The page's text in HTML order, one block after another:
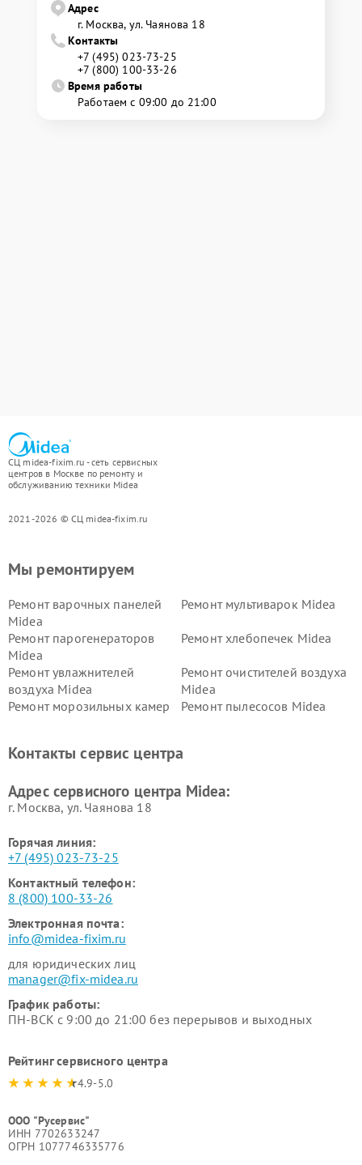
Адрес
г. Москва, ул. Чаянова 18
Контакты
+7 (495) 023-73-25
+7 (800) 100-33-26
Время работы
Работаем с 09:00 до 21:00
СЦ midea-fixim.ru - сеть сервисных
центров в Москве по ремонту и
обслуживанию техники Midea
2021-2026 © СЦ midea-fixim.ru
Мы ремонтируем
Ремонт варочных панелей
Midea
Ремонт мультиварок Midea
Ремонт парогенераторов
Midea
Ремонт хлебопечек Midea
Ремонт увлажнителей
воздуха Midea
Ремонт очистителей воздуха
Midea
Ремонт морозильных камер
Ремонт пылесосов Midea
пылесосов Midea
Midea
Контакты сервис центра
Адрес сервисного центра Midea:
г. Москва, ул. Чаянова 18
Горячая линия:
+7 (495) 023-73-25
Контактный телефон:
8 (800) 100-33-26
Электронная почта:
info@midea-fixim.ru
для юридических лиц
manager@fix-midea.ru
График работы:
ПН-ВСК с 9:00 до 21:00 без перерывов и выходных
Рейтинг сервисного центра
4.9-5.0
ООО "Русервис"
ИНН 7702633247
ОГРН 1077746335776